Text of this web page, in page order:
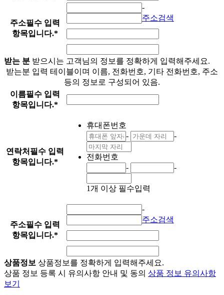
주소필수 입력
항목입니다.*
-
주소검색
받는 분 받으시는 고객님의 정보를 정확하게 입력해주세요.
받는분 입력 테이블이며 이름, 전화번호, 기타 전화번호, 주소
등의 정보로 구성되어 있음.
이름필수 입력
항목입니다.*
연락처 필수 입력
항목입니다.*
휴대폰번호
-
-
전화번호
-
-
1개 이상 필수입력
주소필수 입력
항목입니다.*
-
주소검색
상품정보 상품정보를 정확하게 입력해주세요.
상품 정보 등록 시 유의사항 안내 및 동의 상품 정보 유의사항
보기